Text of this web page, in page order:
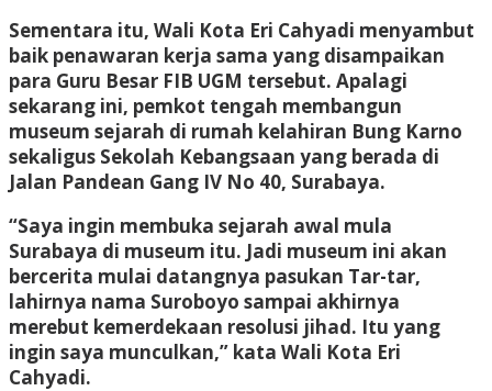
Sementara itu, Wali Kota Eri Cahyadi menyambut
baik penawaran kerja sama yang disampaikan
para Guru Besar FIB UGM tersebut. Apalagi
sekarang ini, pemkot tengah membangun
museum sejarah di rumah kelahiran Bung Karno
sekaligus Sekolah Kebangsaan yang berada di
Jalan Pandean Gang IV No 40, Surabaya.
“Saya ingin membuka sejarah awal mula
Surabaya di museum itu. Jadi museum ini akan
bercerita mulai datangnya pasukan Tar-tar,
lahirnya nama Suroboyo sampai akhirnya
merebut kemerdekaan resolusi jihad. Itu yang
ingin saya munculkan,” kata Wali Kota Eri
Cahyadi.